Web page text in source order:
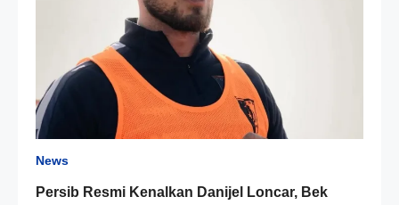
News
Persib Resmi Kenalkan Danijel Loncar, Bek